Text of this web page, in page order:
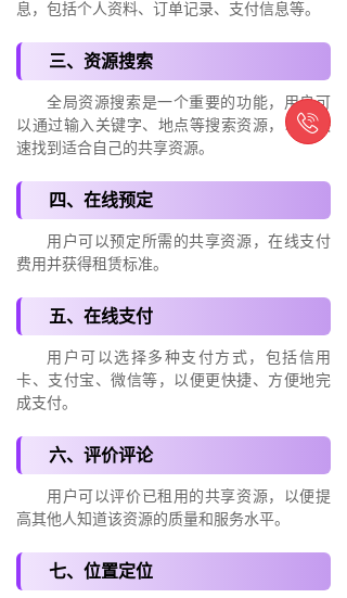
息，包括个人资料、订单记录、支付信息等。
三、资源搜索
全局资源搜索是一个重要的功能，用户可
以通过输入关键字、地点等搜索资源，以便快
速找到适合自己的共享资源。
四、在线预定
用户可以预定所需的共享资源，在线支付
费用并获得租赁标准。
五、在线支付
用户可以选择多种支付方式，包括信用
卡、支付宝、微信等，以便更快捷、方便地完
成支付。
六、评价评论
用户可以评价已租用的共享资源，以便提
高其他人知道该资源的质量和服务水平。
七、位置定位
